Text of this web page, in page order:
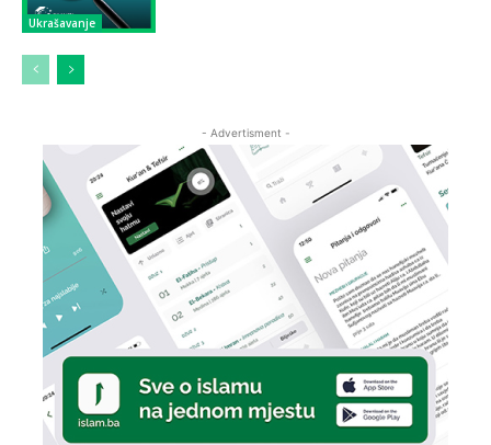
Ukrašavanje
- Advertisment -